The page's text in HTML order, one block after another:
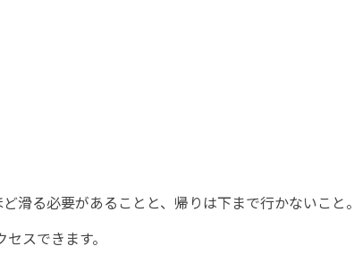
滑る必要があることと、帰りは下まで行かないこと。
スできます。